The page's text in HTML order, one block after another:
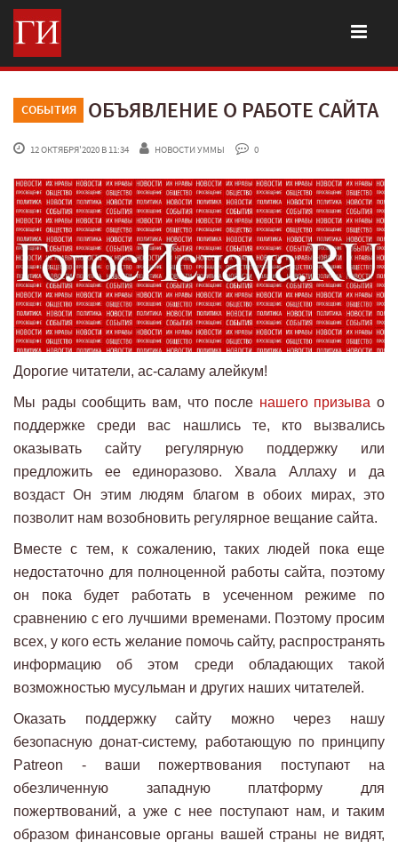
СОБЫТИЯ ОБЪЯВЛЕНИЕ О РАБОТЕ САЙТА
12 ОКТЯБРЯ'2020 В 11:34 НОВОСТИ УММЫ 0
Дорогие читатели, ас-саламу алейкум!
Мы рады сообщить вам, что после нашего призыва о
поддержке среди вас нашлись те, кто вызвались
оказывать сайту регулярную поддержку или
предложить ее единоразово. Хвала Аллаху и да
воздаст Он этим людям благом в обоих мирах, это
позволит нам возобновить регулярное вещание сайта.
Вместе с тем, к сожалению, таких людей пока еще
недостаточно для полноценной работы сайта, поэтому
он пока будет работать в усеченном режиме по
сравнению с его лучшими временами. Поэтому просим
всех, у кого есть желание помочь сайту, распространять
информацию об этом среди обладающих такой
возможностью мусульман и других наших читателей.
Оказать поддержку сайту можно через нашу
безопасную донат-систему, работающую по принципу
Patreon - ваши пожертвования поступают на
обезличенную западную платформу для
пожертвований, а уже с нее поступают нам, и таким
образом финансовые органы вашей страны не видят,